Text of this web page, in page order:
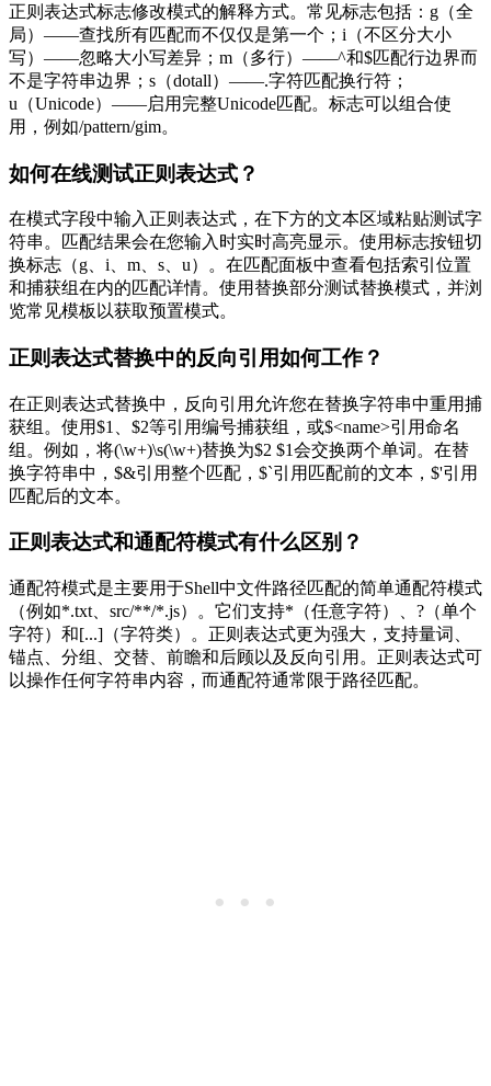
正则表达式标志修改模式的解释方式。常见标志包括：g（全
局）——查找所有匹配而不仅仅是第一个；i（不区分大小
写）——忽略大小写差异；m（多行）——^和$匹配行边界而
不是字符串边界；s（dotall）——.字符匹配换行符；
u（Unicode）——启用完整Unicode匹配。标志可以组合使
用，例如/pattern/gim。
如何在线测试正则表达式？
在模式字段中输入正则表达式，在下方的文本区域粘贴测试字
符串。匹配结果会在您输入时实时高亮显示。使用标志按钮切
换标志（g、i、m、s、u）。在匹配面板中查看包括索引位置
和捕获组在内的匹配详情。使用替换部分测试替换模式，并浏
览常见模板以获取预置模式。
正则表达式替换中的反向引用如何工作？
在正则表达式替换中，反向引用允许您在替换字符串中重用捕
获组。使用$1、$2等引用编号捕获组，或$<name>引用命名
组。例如，将(\w+)\s(\w+)替换为$2 $1会交换两个单词。在替
换字符串中，$&引用整个匹配，$`引用匹配前的文本，$'引用
匹配后的文本。
正则表达式和通配符模式有什么区别？
通配符模式是主要用于Shell中文件路径匹配的简单通配符模式
（例如*.txt、src/**/*.js）。它们支持*（任意字符）、?（单个
字符）和[...]（字符类）。正则表达式更为强大，支持量词、
锚点、分组、交替、前瞻和后顾以及反向引用。正则表达式可
以操作任何字符串内容，而通配符通常限于路径匹配。